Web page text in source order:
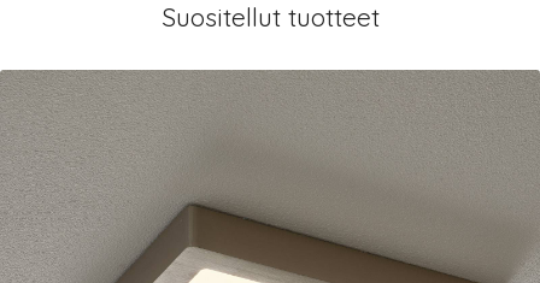
Suositellut tuotteet